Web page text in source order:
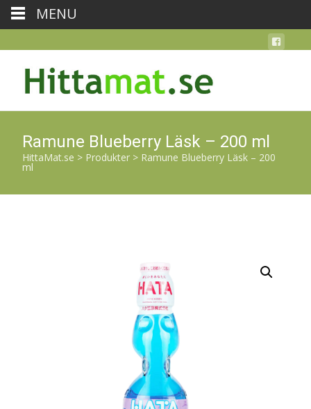
Ramune Blueberry Läsk – 200 ml
HittaMat.se > Produkter > Ramune Blueberry Läsk – 200
ml
MENU